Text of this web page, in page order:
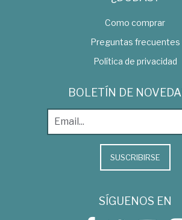
Como comprar
Preguntas frecuentes
Política de privacidad
BOLETÍN DE
SUSCRIBIRSE
SÍGUENOS EN